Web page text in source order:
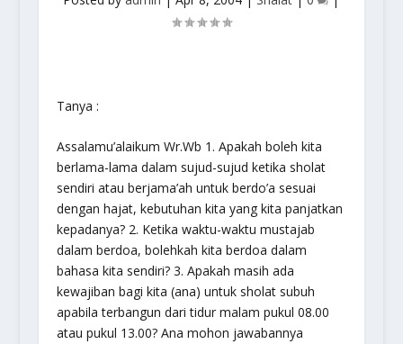
Tanya :
Assalamu’alaikum Wr.Wb 1. Apakah boleh kita
berlama-lama dalam sujud-sujud ketika sholat
sendiri atau berjama’ah untuk berdo’a sesuai
dengan hajat, kebutuhan kita yang kita panjatkan
kepadanya? 2. Ketika waktu-waktu mustajab
dalam berdoa, bolehkah kita berdoa dalam
bahasa kita sendiri? 3. Apakah masih ada
kewajiban bagi kita (ana) untuk sholat subuh
apabila terbangun dari tidur malam pukul 08.00
atau pukul 13.00? Ana mohon jawabannya